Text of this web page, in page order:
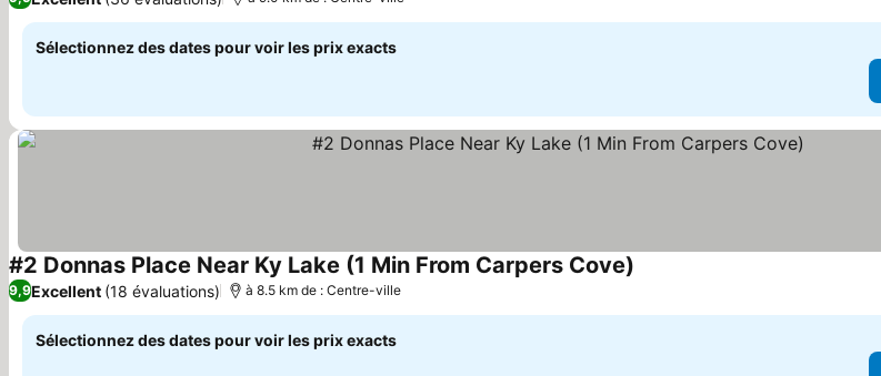
Sélectionnez des dates pour voir les prix exacts
#2 Donnas Place Near Ky Lake (1 Min From Carpers Cove)
9,9Excellent (18 évaluations) à 8.5 km de : Centre-ville
Sélectionnez des dates pour voir les prix exacts